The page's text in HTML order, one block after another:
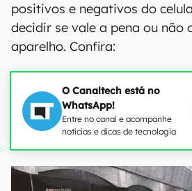
positivos e negativos do
decidir se vale a pena ou não
aparelho. Confira:
O Canaltech está no
WhatsApp!
Entre no canal e acompanhe
notícias e dicas de tecnologia